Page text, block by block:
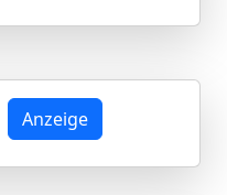
Anzeige